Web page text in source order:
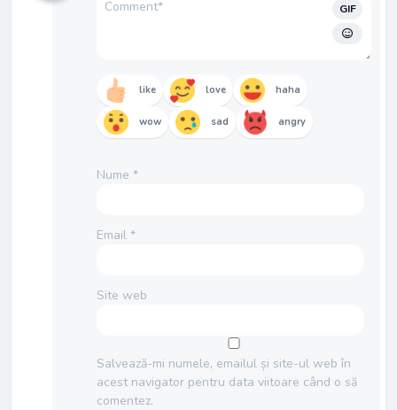
GIF
like love haha
wow sad angry
Nume *
Email *
Site web
Salvează-mi numele, emailul și site-ul web în
acest navigator pentru data viitoare când o să
comentez.